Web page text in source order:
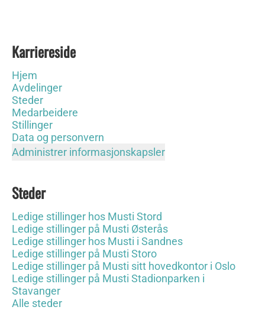
Karriereside
Hjem
Avdelinger
Steder
Medarbeidere
Stillinger
Data og personvern
Administrer informasjonskapsler
Steder
Ledige stillinger hos Musti Stord
Ledige stillinger på Musti Østerås
Ledige stillinger hos Musti i Sandnes
Ledige stillinger på Musti Storo
Ledige stillinger på Musti sitt hovedkontor i Oslo
Ledige stillinger på Musti Stadionparken i
Stavanger
Alle steder